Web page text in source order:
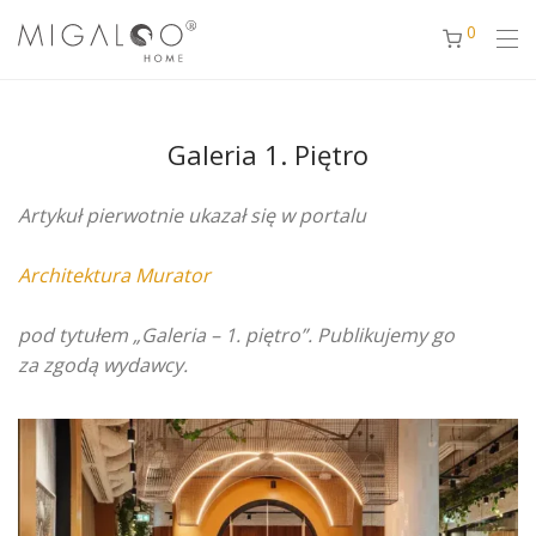
0
Galeria 1. Piętro
Artykuł pierwotnie ukazał się w portalu
Architektura Murator
pod tytułem „Galeria – 1. piętro”. Publikujemy go
za zgodą wydawcy.